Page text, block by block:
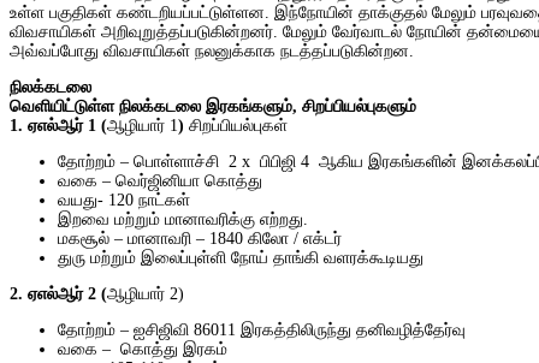
உள்ள பகுதிகள் கண்டறியப்பட்டுள்ளன. இந்நோயின் தாக்குதல் மேலும்
விவசாயிகள் அறிவுறுத்தப்படுகின்றனர். மேலும் வேர்வாடல் நோயின்
அவ்வப்போது விவசாயிகள் நலனுக்காக நடத்தப்படுகின்றன.
நிலக்கடலை
வெளியிட்டுள்ள நிலக்கடலை இரகங்களும், சிறப்பியல்புகளும்
1. ஏஎல்ஆர் 1 (ஆழியார் 1) சிறப்பியல்புகள்
தோற்றம் – பொள்ளாச்சி 2 x பிபிஜி 4 ஆகிய இரகங்களின்
வகை – வெர்ஜினியா கொத்து
வயது- 120 நாட்கள்
இறவை மற்றும் மானாவரிக்கு எற்றது.
மகசூல் – மானாவரி – 1840 கிலோ / எக்டர்
துரு மற்றும் இலைப்புள்ளி நோய் தாங்கி வளரக்கூடியது
2. ஏஎல்ஆர் 2 (ஆழியார் 2)
தோற்றம் – ஐசிஜிவி 86011 இரகத்திலிருந்து தனிவழித்தேர்வு
வகை – கொத்து இரகம்